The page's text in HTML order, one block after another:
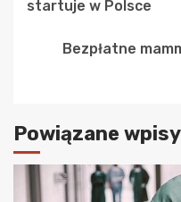
startuje w Polsce
Bezpłatne
Powiązane wpisy